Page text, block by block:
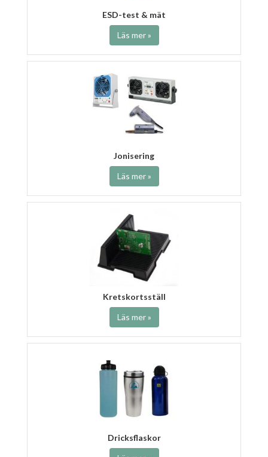
ESD-test & mät
Läs mer »
Jonisering
Läs mer »
Kretskortsställ
Läs mer »
Dricksflaskor